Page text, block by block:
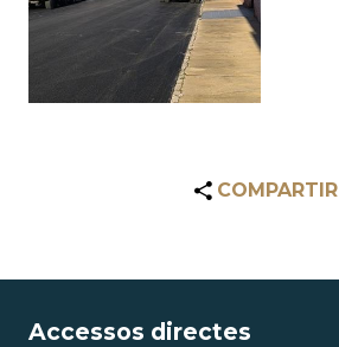
COMPARTIR
Accessos directes